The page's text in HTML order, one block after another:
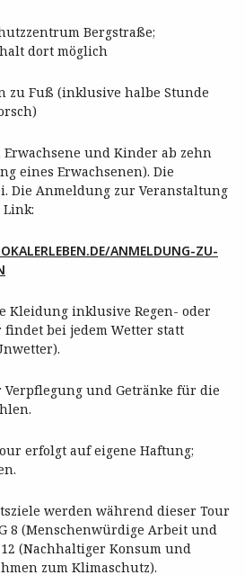
Bergstraße;
dort möglich
zu Fuß (inklusive halbe Stunde
und Kinder ab zehn
eines Erwachsenen). Die
Die Anmeldung zur Veranstaltung
ANMELDUNG-ZU-
Kleidung inklusive Regen- oder
findet bei jedem Wetter statt
und Getränke für die
erfolgt auf eigene Haftung;
werden während dieser Tour
8 (Menschenwürdige Arbeit und
(Nachhaltiger Konsum und
zum Klimaschutz).